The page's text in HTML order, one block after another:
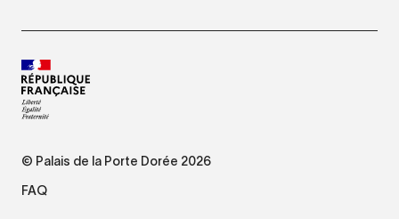
© Palais de la Porte Dorée 2026
FAQ